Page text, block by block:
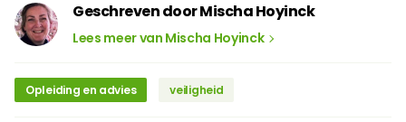
Geschreven door Mischa Hoyinck
Lees meer van Mischa Hoyinck
Opleiding en advies veiligheid